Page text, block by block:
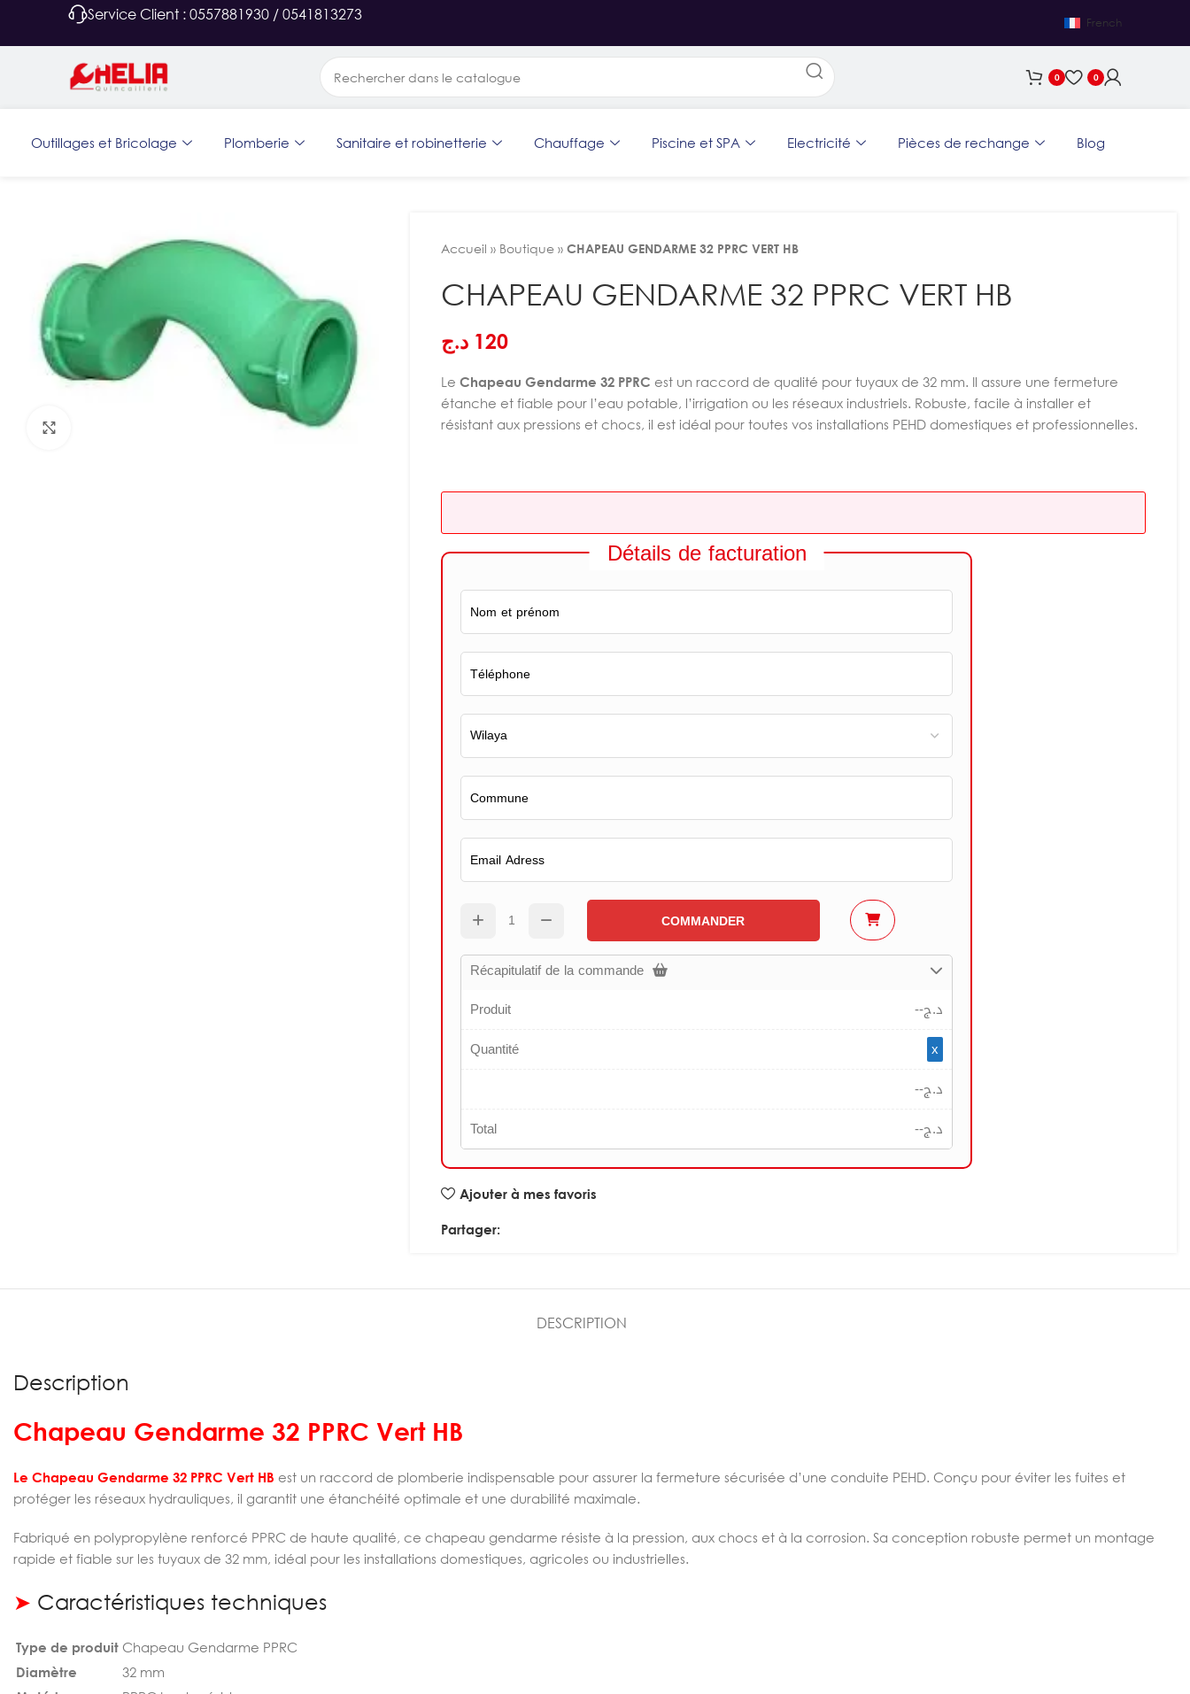
Service Client : 0557881930 / 0541813273 French
0 0
Outillages et Bricolage Plomberie Sanitaire et robinetterie Chauffage Piscine et SPA Electricité Pièces de rechange Blog
Accueil » Boutique » CHAPEAU GENDARME 32 PPRC VERT HB
CHAPEAU GENDARME 32 PPRC VERT HB
120 د.ج
Le Chapeau Gendarme 32 PPRC est un raccord de qualité pour tuyaux de 32 mm. Il assure une fermeture
étanche et fiable pour l’eau potable, l’irrigation ou les réseaux industriels. Robuste, facile à installer et
résistant aux pressions et chocs, il est idéal pour toutes vos installations PEHD domestiques et professionnelles.
Détails de facturation
COMMANDER
Récapitulatif de la commande
Produit
--د.ج
Quantité
x
--د.ج
Total
--د.ج
Ajouter à mes favoris
Partager:
DESCRIPTION
Description
Chapeau Gendarme 32 PPRC Vert HB
Le Chapeau Gendarme 32 PPRC Vert HB est un raccord de plomberie indispensable pour assurer la fermeture sécurisée d’une conduite PEHD. Conçu pour éviter les fuites et
protéger les réseaux hydrauliques, il garantit une étanchéité optimale et une durabilité maximale.
Fabriqué en polypropylène renforcé PPRC de haute qualité, ce chapeau gendarme résiste à la pression, aux chocs et à la corrosion. Sa conception robuste permet un montage
rapide et fiable sur les tuyaux de 32 mm, idéal pour les installations domestiques, agricoles ou industrielles.
➤ Caractéristiques techniques
Type de produit Chapeau Gendarme PPRC
Diamètre
32 mm